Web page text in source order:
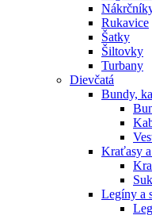
Rukavice
Šatky
Šiltovky
Turbany
Dievčatá
Bundy,
Kraťasy
Legíny a